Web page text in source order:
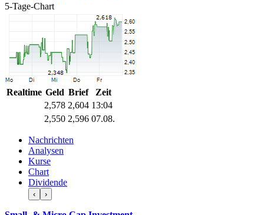
5-Tage-Chart
Realtime Geld Brief
Zeit
2,578 2,604 13:04
2,550 2,596 07.08.
Nachrichten
Analysen
Kurse
Chart
Dividende
‹ ›